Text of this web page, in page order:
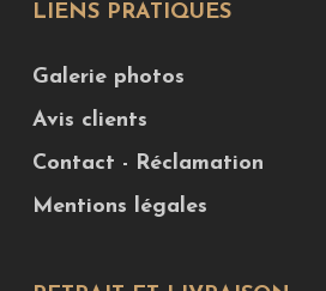
LIENS PRATIQUES
Galerie photos
Avis clients
Contact - Réclamation
Mentions légales